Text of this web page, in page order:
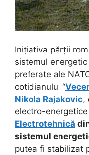
Inițiativa părții
sistemul
preferate ale
cotidianului “
Nikola Rajakovic,
electro-energetice
Electrotehnică
sistemul
putea fi stabilizat